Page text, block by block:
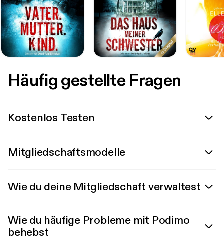
Häufig gestellte Fragen
Kostenlos Testen
Mitgliedschaftsmodelle
Wie du deine Mitgliedschaft verwaltest
Wie du häufige Probleme mit Podimo
behebst